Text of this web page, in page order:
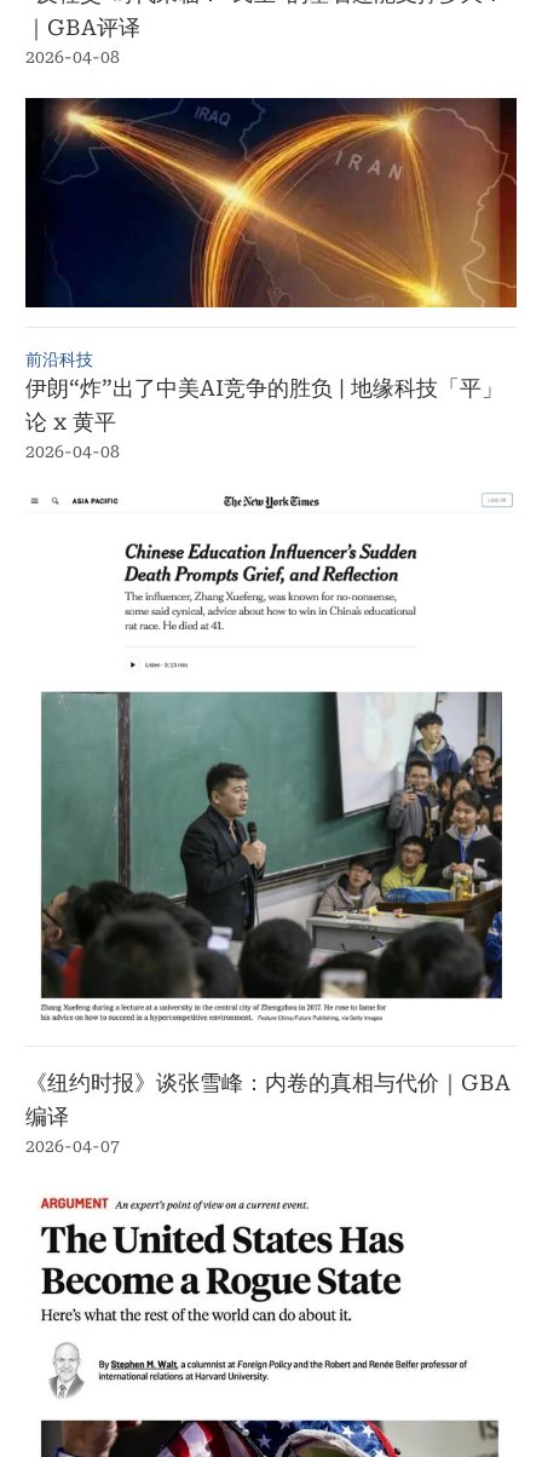
｜GBA评译
2026-04-08
前沿科技
伊朗“炸”出了中美AI竞争的胜负 | 地缘科技「平」
论 x 黄平
2026-04-08
《纽约时报》谈张雪峰：内卷的真相与代价｜GBA
编译
2026-04-07